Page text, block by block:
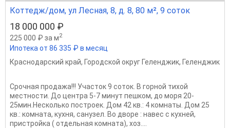
Коттедж/дом, ул Лесная, 8, д. 8, 80 м², 9 соток
18 000 000 ₽
225 000 ₽ за м2
Ипотека от 86 335 ₽ в месяц
Краснодарский край, Городской округ Геленджик, Геленджик
Срочная продажа!!! Участок 9 соток. В горной тихой
местности. До центра 5-7 минут пешком, до моря 20-
25мин.Несколько построек. Дом 42 кв.: 4 комнаты. Дом 25
кв.: комната, кухня, санузел. Во дворе : навес с кухней,
пристройка ( отдельная комната), хоз....